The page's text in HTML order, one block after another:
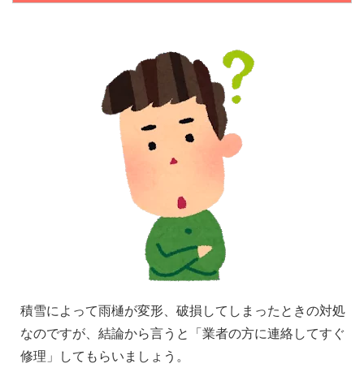
積雪によって雨樋が変形、破損してしまったときの対処
なのですが、結論から言うと「業者の方に連絡してすぐ
修理」してもらいましょう。